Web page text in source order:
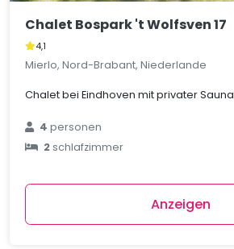
Chalet Bospark 't Wolfsven 17
4,1
Mierlo, Nord-Brabant, Niederlande
Chalet bei Eindhoven mit privater Sauna
4personen
2schlafzimmer
Anzeigen